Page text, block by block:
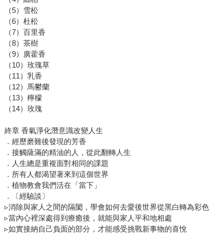
（5）雪松
（6）杜松
（7）百里香
（8）茶樹
（9）廣藿香
（10）玫瑰草
（11）乳香
（12）馬鬱蘭
（13）檸檬
（14）玫瑰
終章 香氣淨化潛意識改變人生
．經歷磨難後發現的芳香
．接觸薩滿的精油的人，從此翻轉人生
．人生總是重複面對相同的課題
．所有人都渴望著來到這個世界
．植物教會我們活在「當下」
．〔經驗談〕
▹消除與家人之間的隔閡，學會如何去愛後世界從黑白轉為彩色
▹當內心裡深處得到療癒後，就能與家人平和地相處
▹如實接納自己負面的部分，才能感受挑戰新事物的喜悅